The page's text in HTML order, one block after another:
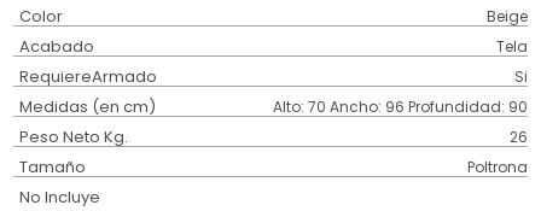
Color Beige
Acabado Tela
RequiereArmado Si
Medidas (en cm) Alto: 70 Ancho: 96 Profundidad: 90
Peso Neto Kg. 26
Tamaño Poltrona
No Incluye